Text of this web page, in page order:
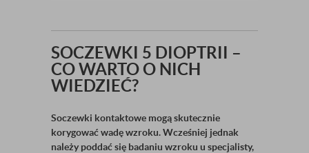
SOCZEWKI 5 DIOPTRII –
CO WARTO O NICH
WIEDZIEĆ?
Soczewki kontaktowe mogą skutecznie
korygować wadę wzroku. Wcześniej jednak
należy poddać się badaniu wzroku u specjalisty,